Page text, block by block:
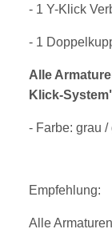
- 1 Y-Klick
- 1
Alle
Klick-
- Farbe: grau /
Empfehlung:
Alle